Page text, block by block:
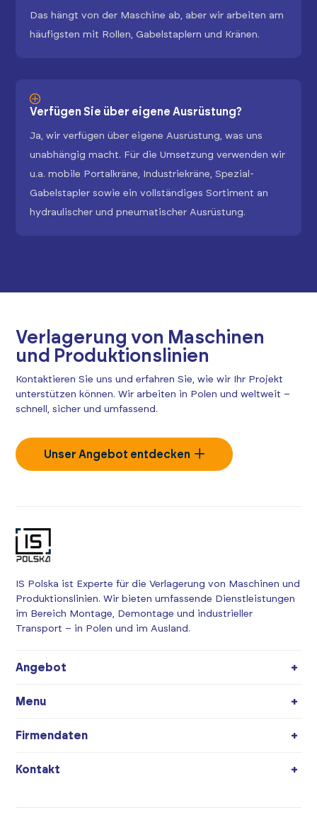
Das hängt von der Maschine ab, aber wir arbeiten am
häufigsten mit Rollen, Gabelstaplern und Kränen.
Verfügen Sie über eigene Ausrüstung?
Ja, wir verfügen über eigene Ausrüstung, was uns
unabhängig macht. Für die Umsetzung verwenden wir
u.a. mobile Portalkräne, Industriekräne, Spezial-
Gabelstapler sowie ein vollständiges Sortiment an
hydraulischer und pneumatischer Ausrüstung.
Verlagerung von Maschinen
und Produktionslinien
Kontaktieren Sie uns und erfahren Sie, wie wir Ihr Projekt
unterstützen können. Wir arbeiten in Polen und weltweit –
schnell, sicher und umfassend.
Unser Angebot entdecken
IS Polska ist Experte für die Verlagerung von Maschinen und
Produktionslinien. Wir bieten umfassende Dienstleistungen
im Bereich Montage, Demontage und industrieller
Transport – in Polen und im Ausland.
Angebot
Demontage von Maschinen
Maschinenverlagerungen
Verlagerung von Produktionslinien
Menu
Über uns
Blog
Firmendaten
IS Polska Sp. z o.o.
Kontakt